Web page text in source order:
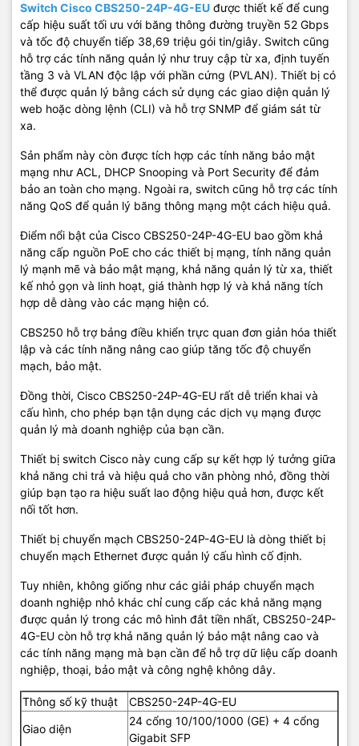
Switch Cisco CBS250-24P-4G-EU được thiết kế để cung
cấp hiệu suất tối ưu với băng thông đường truyền 52 Gbps
và tốc độ chuyển tiếp 38,69 triệu gói tin/giây. Switch cũng
hỗ trợ các tính năng quản lý như truy cập từ xa, định tuyến
tầng 3 và VLAN độc lập với phần cứng (PVLAN). Thiết bị có
thể được quản lý bằng cách sử dụng các giao diện quản lý
web hoặc dòng lệnh (CLI) và hỗ trợ SNMP để giám sát từ
xa.
Sản phẩm này còn được tích hợp các tính năng bảo mật
mạng như ACL, DHCP Snooping và Port Security để đảm
bảo an toàn cho mạng. Ngoài ra, switch cũng hỗ trợ các tính
năng QoS để quản lý băng thông mạng một cách hiệu quả.
Điểm nổi bật của Cisco CBS250-24P-4G-EU bao gồm khả
năng cấp nguồn PoE cho các thiết bị mạng, tính năng quản
lý mạnh mẽ và bảo mật mạng, khả năng quản lý từ xa, thiết
kế nhỏ gọn và linh hoạt, giá thành hợp lý và khả năng tích
hợp dễ dàng vào các mạng hiện có.
CBS250 hỗ trợ bảng điều khiển trực quan đơn giản hóa thiết
lập và các tính năng nâng cao giúp tăng tốc độ chuyển
mạch, bảo mật.
Đồng thời, Cisco CBS250-24P-4G-EU rất dễ triển khai và
cấu hình, cho phép bạn tận dụng các dịch vụ mạng được
quản lý mà doanh nghiệp của bạn cần.
Thiết bị switch Cisco này cung cấp sự kết hợp lý tưởng giữa
khả năng chi trả và hiệu quả cho văn phòng nhỏ, đồng thời
giúp bạn tạo ra hiệu suất lao động hiệu quả hơn, được kết
nối tốt hơn.
Thiết bị chuyển mạch CBS250-24P-4G-EU là dòng thiết bị
chuyển mạch Ethernet được quản lý cấu hình cố định.
Tuy nhiên, không giống như các giải pháp chuyển mạch
doanh nghiệp nhỏ khác chỉ cung cấp các khả năng mạng
được quản lý trong các mô hình đắt tiền nhất, CBS250-24P-
4G-EU còn hỗ trợ khả năng quản lý bảo mật nâng cao và
các tính năng mạng mà bạn cần để hỗ trợ dữ liệu cấp doanh
nghiệp, thoại, bảo mật và công nghệ không dây.
Thông số kỹ thuật
CBS250-24P-4G-EU
Giao diện
24 cổng 10/100/1000 (GE) + 4 cổng
Gigabit SFP